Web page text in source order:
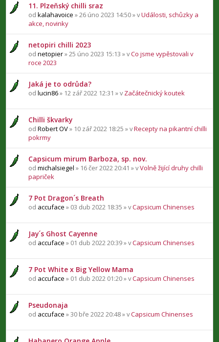
11. Plzeňský chilli sraz
od kalahavoice » 26 úno 2023 14:50 » vUdálosti, schůzky a
akce, novinky
netopiri chilli 2023
od netopier» 25 úno 2023 15:13 » vCo jsme vypěstovali v
roce 2023
Jaká je to odrůda?
od lucin86» 12 zář 2022 12:31 » vZačátečnický koutek
Chilli škvarky
od Robert OV» 10 zář 2022 18:25 » vRecepty na pikantní chilli
pokrmy
Capsicum mirum Barboza, sp. nov.
od michalsiegel » 16 čer 2022 20:41 » vVolně žijící druhy chilli
papriček
7 Pot Dragon´s Breath
od accuface » 03 dub 2022 18:35 » vCapsicum Chinenses
Jay´s Ghost Cayenne
od accuface » 01 dub 2022 20:39 » vCapsicum Chinenses
7 Pot White x Big Yellow Mama
od accuface » 01 dub 2022 01:20 » vCapsicum Chinenses
Pseudonaja
od accuface » 30 bře 2022 20:48 » vCapsicum Chinenses